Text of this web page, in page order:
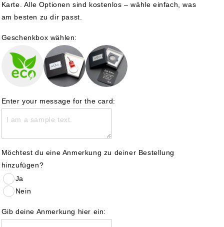
Karte. Alle Optionen sind kostenlos – wähle einfach, was
am besten zu dir passt.
Geschenkbox wählen:
Möchtest du eine Anmerkung zu deiner Bestellung
hinzufügen?
Ja
Nein
Gib deine Anmerkung hier ein: